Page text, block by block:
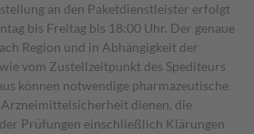
an den Paketdienstleister erfolgt
bis Freitag bis 18:00 Uhr. Der genaue
Region und in Abhängigkeit der
vom Zustellzeitpunkt des Spediteurs
können notwendige pharmazeutische
dienen, die
Prüfungen einschließlich Klärungen